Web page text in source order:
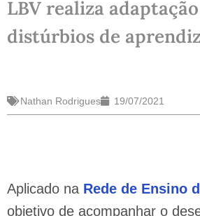
LBV realiza
distúrbios de
Nathan Rodrigues 19/07/2021
Aplicado na Rede de Ensino
objetivo de acompanhar o